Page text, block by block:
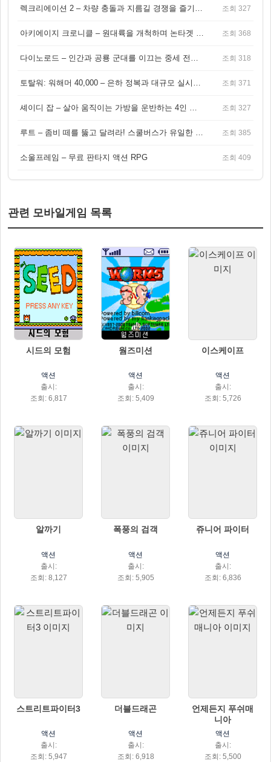
렉크리에이션 2 – 차량 충돌과 지름길 경쟁을 즐기는 오픈월드 아케이드 레이싱 게임 조회 327
아키에이지 크로니클 – 원대륙을 개척하며 논타겟 전투를 즐기는 오픈월드 MMORPG 조회 368
다이노로드 – 인간과 공룡 군대를 이끄는 중세 전략 액션 RPG 조회 318
토탈워: 워해머 40,000 – 은하 정복과 대규모 실시간 전투가 결합된 전략 게임! 조회 371
셰이디 잡 – 살아 움직이는 가방을 운반하는 4인 협동 물리 어드벤처 게임 조회 327
루트 – 좀비 떼를 뚫고 달려라! 스쿨버스가 유일한 집이 되는 4인 협동 생존 게임 조회 385
소울프레임 – 무료 판타지 액션 RPG 조회 409
관련 모바일게임 목록
시드의 모험
액션
출시:
조회: 6,817
웜즈미션
액션
출시:
조회: 5,409
이스케이프
액션
출시:
조회: 5,726
알까기
액션
출시:
조회: 8,127
폭풍의 검객
액션
출시:
조회: 5,905
쥬니어 파이터
액션
출시:
조회: 6,836
스트리트파이터3
액션
출시:
조회: 5,947
더블드래곤
액션
출시:
조회: 6,918
언제든지 푸쉬매
니아
액션
출시:
조회: 5,500